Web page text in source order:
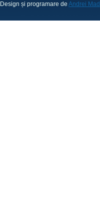
Design și programare de Andrei